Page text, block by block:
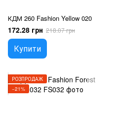
КДМ 260 Fashion Yellow 020
172.28 грн 218.07 грн
Купити
РОЗПРОДАЖ
−21%